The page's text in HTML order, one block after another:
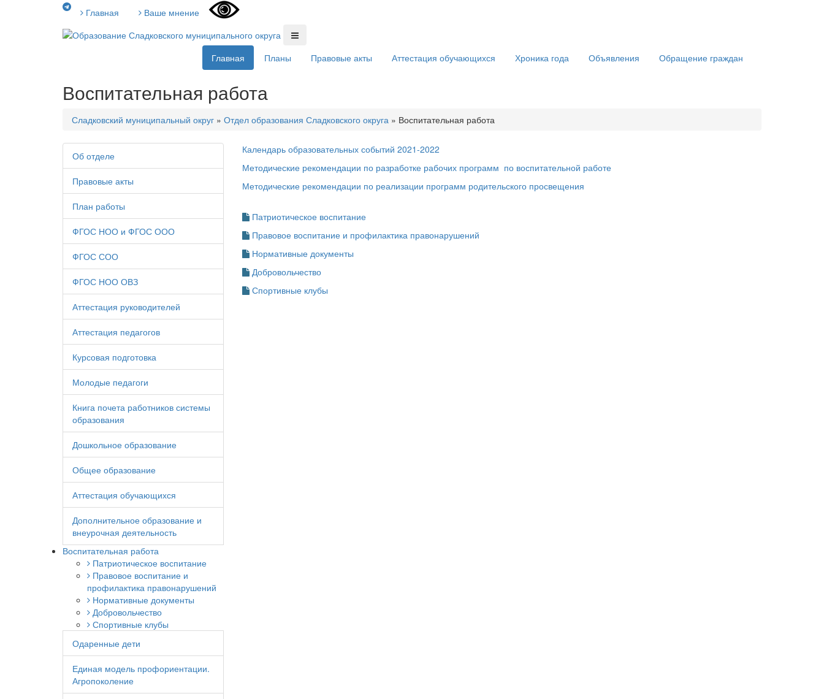
Главная Ваше мнение
Главная Планы Правовые акты Аттестация обучающихся Хроника года Объявления Обращение граждан
Воспитательная работа
Сладковский муниципальный округ » Отдел образования Сладковского округа » Воспитательная работа
Об отделе
Правовые акты
План работы
ФГОС НОО и ФГОС ООО
ФГОС СОО
ФГОС НОО ОВЗ
Аттестация руководителей
Аттестация педагогов
Курсовая подготовка
Молодые педагоги
Книга почета работников системы
образования
Дошкольное образование
Общее образование
Аттестация обучающихся
Дополнительное образование и
внеурочная деятельность
Воспитательная работа
Патриотическое воспитание
Правовое воспитание и
профилактика правонарушений
Нормативные документы
Добровольчество
Спортивные клубы
Одаренные дети
Единая модель профориентации.
Агропоколение
Календарь образовательных событий 2021-2022
Методические рекомендации по разработке рабочих программ по воспитательной работе
Методические рекомендации по реализации программ родительского просвещения
Патриотическое воспитание
Правовое воспитание и профилактика правонарушений
Нормативные документы
Добровольчество
Спортивные клубы